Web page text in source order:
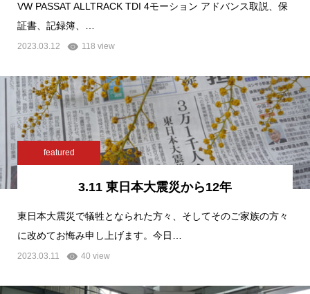
VW PASSAT ALLTRACK TDI 4モーション アドバンス取説、保
証書、記録簿、…
2023.03.12 118 view
featured
3.11 東日本大震災から12年
東日本大震災で犠牲となられた方々、そしてそのご家族の方々
に改めてお悔み申し上げます。今日…
2023.03.11 40 view